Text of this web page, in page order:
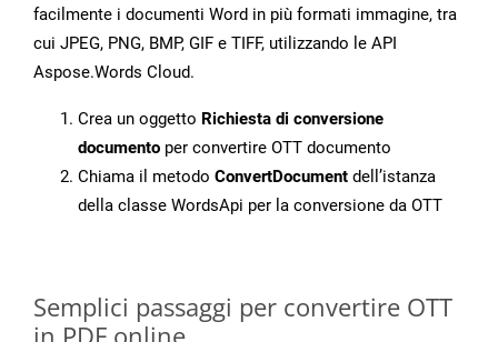
facilmente i documenti Word in più formati immagine, tra
cui JPEG, PNG, BMP, GIF e TIFF, utilizzando le API
Aspose.Words Cloud.
Crea un oggetto Richiesta di conversione
documento per convertire OTT documento
Chiama il metodo ConvertDocument dell’istanza
della classe WordsApi per la conversione da OTT
Semplici passaggi per convertire OTT